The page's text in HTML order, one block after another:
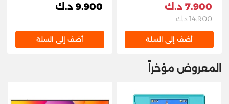
7.900 د.ك
14.900 د.ك
أضف إلى السلة
9.900 د.ك
أضف إلى السلة
المعروض مؤخراً